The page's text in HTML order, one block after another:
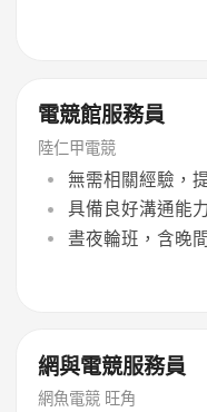
電競館服務員
陸仁甲電競
無需相關經驗，
具備良好溝通能
晝夜輪班，含晚
網與電競服務員
網魚電競 旺角